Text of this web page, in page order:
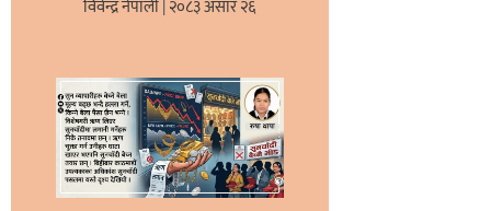
विवेन्द्र नेपाली २०८३ असार २६